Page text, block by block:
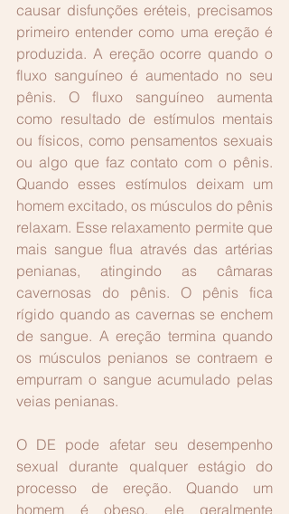
causar disfunções eréteis, precisamos
primeiro entender como uma ereção é
produzida. A ereção ocorre quando o
fluxo sanguíneo é aumentado no seu
pênis. O fluxo sanguíneo aumenta
como resultado de estímulos mentais
ou físicos, como pensamentos sexuais
ou algo que faz contato com o pênis.
Quando esses estímulos deixam um
homem excitado, os músculos do pênis
relaxam. Esse relaxamento permite que
mais sangue flua através das artérias
penianas, atingindo as câmaras
cavernosas do pênis. O pênis fica
rígido quando as cavernas se enchem
de sangue. A ereção termina quando
os músculos penianos se contraem e
empurram o sangue acumulado pelas
veias penianas.
O DE pode afetar seu desempenho
sexual durante qualquer estágio do
processo de ereção. Quando um
homem é obeso, ele geralmente